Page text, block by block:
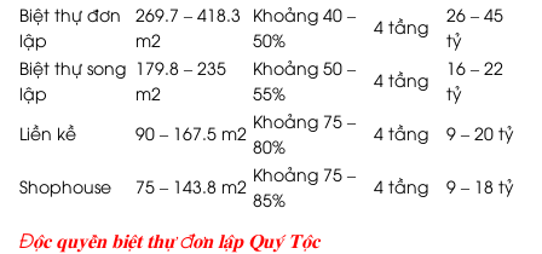
Biệt thự đơn
lập
269.7 – 418.3
m2
Khoảng 40 –
50%
4 tầng
26 – 45
tỷ
Biệt thự song
lập
179.8 – 235
m2
Khoảng 50 –
55%
4 tầng
16 – 22
tỷ
Liền kề
90 – 167.5 m2
Khoảng 75 –
80%
4 tầng 9 – 20 tỷ
Shophouse 75 – 143.8 m2
Khoảng 75 –
85%
4 tầng 9 – 18 tỷ
Đ𝐨̣̂𝐜 𝐪𝐮𝐲𝐞̂̀𝐧 𝐛𝐢𝐞̣̂𝐭 𝐭𝐡𝐮̛̣ đ𝐨̛𝐧 𝐥𝐚̣̂𝐩 𝐐𝐮𝐲́ 𝐓𝐨̣̂𝐜